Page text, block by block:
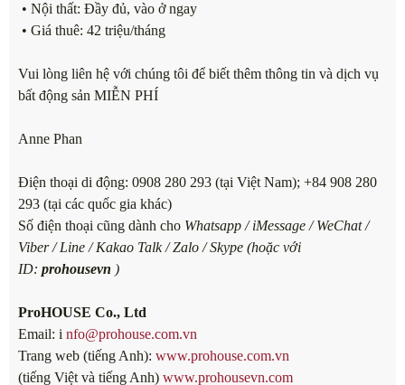
• Nội thất: Đầy đủ, vào ở ngay
• Giá thuê: 42 triệu/tháng
Vui lòng liên hệ với chúng tôi để biết thêm thông tin và dịch vụ
bất động sản MIỄN PHÍ
Anne Phan
Điện thoại di động: 0908 280 293 (tại Việt Nam); +84 908 280
293 (tại các quốc gia khác)
Số điện thoại cũng dành cho Whatsapp / iMessage / WeChat /
Viber / Line / Kakao Talk / Zalo / Skype (hoặc với
ID: prohousevn )
ProHOUSE Co., Ltd
Email: i nfo@prohouse.com.vn
Trang web (tiếng Anh): www.prohouse.com.vn
(tiếng Việt và tiếng Anh) www.prohousevn.com